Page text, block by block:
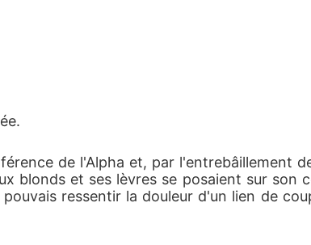
se prépare à disparaître de son monde - celle
de l'Alpha et, par l'entrebâillement
blonds et ses lèvres se posaient sur
ressentir la douleur d'un lien de